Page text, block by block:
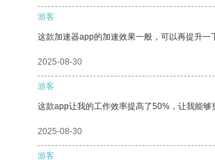
游客
这款加速器app的加速效果一般，可以再提升一
2025-08-30
游客
这款app让我的工作效率提高了50%，让我能够
2025-08-30
游客